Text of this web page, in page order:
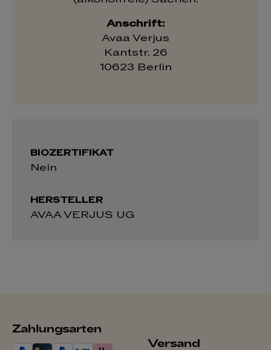
BIOZERTIFIKAT
Nein
HERSTELLER
AVAA VERJUS UG
Anschrift:
Avaa Verjus
Kantstr. 26
10623 Berlin
Zahlungsarten
Versand